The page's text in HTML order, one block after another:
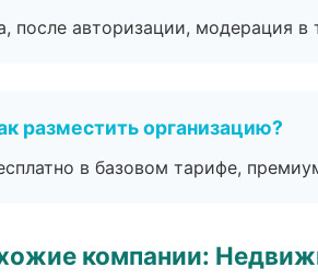
после авторизации, модерация в
разместить организацию?
в базовом тарифе,
компании: